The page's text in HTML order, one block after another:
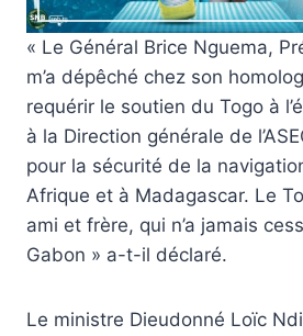
« Le Général Brice Nguema,
m’a dépêché chez son
requérir le soutien du Togo à
à la Direction générale de
pour la sécurité de la
Afrique et à Madagascar. Le
ami et frère, qui n’a jamais
Gabon » a-t-il déclaré.
Le ministre Dieudonné Loïc